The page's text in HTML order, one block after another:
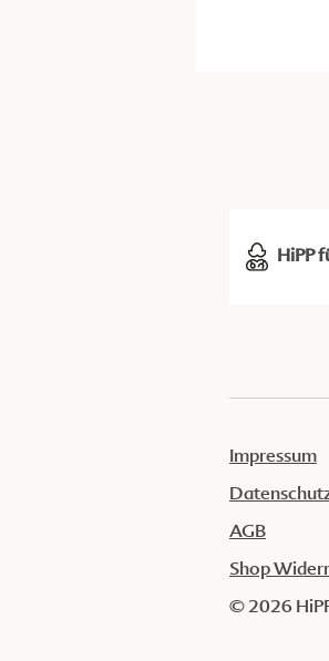
HiPP
Impressum
AGB
Shop
© 2026